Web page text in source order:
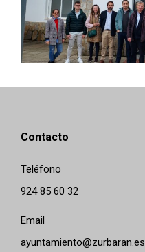
Contacto
Teléfono
924 85 60 32
Email
ayuntamiento@zurbaran.es